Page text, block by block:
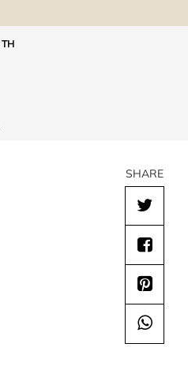
TH
SHARE